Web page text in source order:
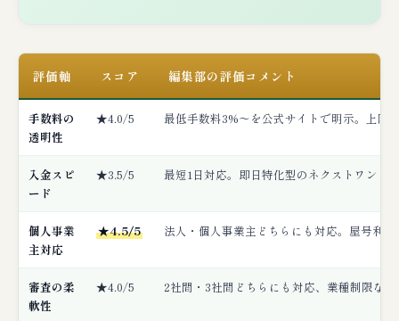
評価軸 スコア 編集部の評価コメント
手数料の
透明性
★4.0/5 最低手数料3%〜を公式サイトで明示。上
入金スピ
ード
★3.5/5 最短1日対応。即日特化型のネクストワン（
個人事業
主対応
★4.5/5 法人・個人事業主どちらにも対応。屋号利
審査の柔
軟性
★4.0/5 2社間・3社間どちらにも対応、業種制限な